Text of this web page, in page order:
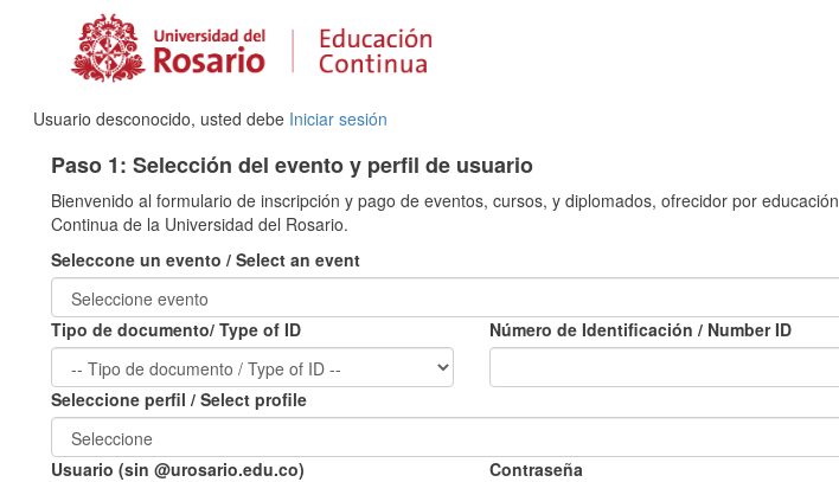
Usuario desconocido, usted debe Iniciar sesión
Paso 1: Selección del evento y perfil de usuario
Bienvenido al formulario de inscripción y pago de eventos, cursos, y diplomados, ofrecidor por educación
Continua de la Universidad del Rosario.
Seleccone un evento / Select an event
Tipo de documento/ Type of ID Número de Identificación / Number ID
Seleccione perfil / Select profile
Usuario (sin @urosario.edu.co) Contraseña